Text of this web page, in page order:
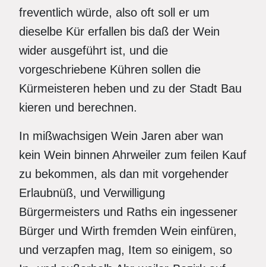
freventlich würde, also oft soll er um
dieselbe Kür erfallen bis daß der Wein
wider ausgeführt ist, und die
vorgeschriebene Kühren sollen die
Kürmeisteren heben und zu der Stadt Bau
kieren und berechnen.
In mißwachsigen Wein Jaren aber wan
kein Wein binnen Ahrweiler zum feilen Kauf
zu bekommen, als dan mit vorgehender
Erlaubnüß, und Verwilligung
Bürgermeisters und Raths ein ingessener
Bürger und Wirth fremden Wein einfüren,
und verzapfen mag, Item so einigem, so